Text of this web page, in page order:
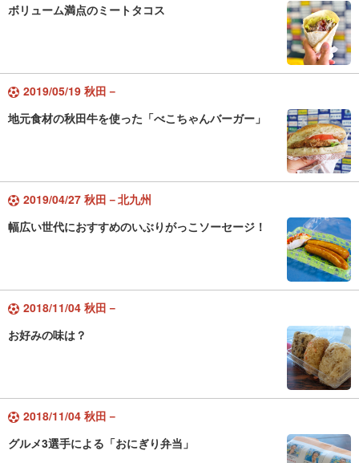
ボリューム満点のミートタコス
2019/05/19 秋田－
地元食材の秋田牛を使った「べこちゃんバーガー」
2019/04/27 秋田－北九州
幅広い世代におすすめのいぶりがっこソーセージ！
2018/11/04 秋田－
お好みの味は？
2018/11/04 秋田－
グルメ3選手による「おにぎり弁当」